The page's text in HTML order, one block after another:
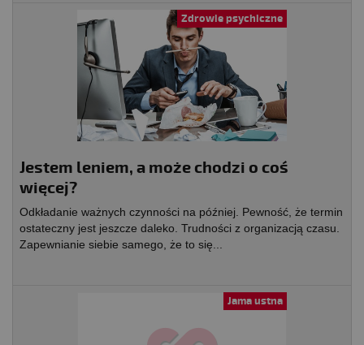
Zdrowie psychiczne
Jestem leniem, a może chodzi o coś
więcej?
Odkładanie ważnych czynności na później. Pewność, że termin
ostateczny jest jeszcze daleko. Trudności z organizacją czasu.
Zapewnianie siebie samego, że to się...
Jama ustna